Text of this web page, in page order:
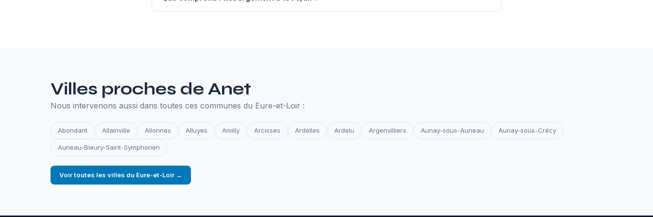
Villes proches de Anet
Nous intervenons aussi dans toutes ces communes du Eure-et-Loir :
Abondant Allainville Allonnes Alluyes Amilly Arcisses Ardelles Ardelu Argenvilliers Aunay-sous-Auneau Aunay-sous-Crécy
Auneau-Bleury-Saint-Symphorien
Voir toutes les villes du Eure-et-Loir →